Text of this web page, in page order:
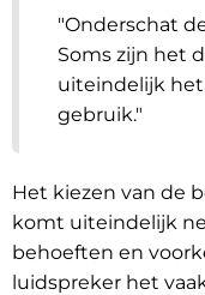
"Onderschat
Soms zijn het
uiteindelijk
gebruik."
Het kiezen van de
komt uiteindelijk
behoeften en
luidspreker het